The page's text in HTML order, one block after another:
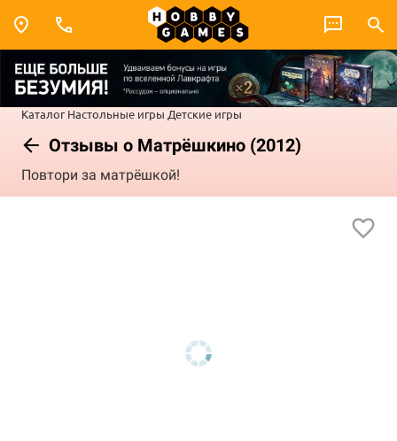
Каталог Настольные игры Детские игры
Отзывы о Матрёшкино (2012)
Повтори за матрёшкой!